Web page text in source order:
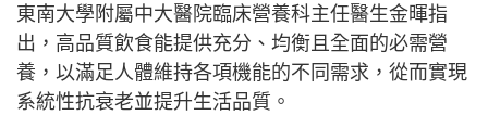
東南大學附屬中大醫院臨床營養科主任醫生金暉指
出，高品質飲食能提供充分、均衡且全面的必需營
養，以滿足人體維持各項機能的不同需求，從而實現
系統性抗衰老並提升生活品質。